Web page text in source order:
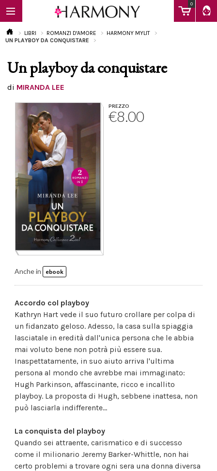
0
EBOOK
Calendario
LIBRI ROMANZI D'AMORE
HARMONY MYLIT
UN PLAYBOY DA CONQUISTARE
Un playboy da conquistare
di MIRANDA LEE
PREZZO
€8.00
Anche in ebook
Accordo col playboy
Kathryn Hart vede il suo futuro crollare per colpa di
un fidanzato geloso. Adesso, la casa sulla spiaggia
lasciatale in eredità dall'unica persona che le abbia
mai voluto bene non potrà più essere sua.
Inaspettatamente, in suo aiuto arriva l'ultima
persona al mondo che avrebbe mai immaginato:
Hugh Parkinson, affascinante, ricco e incallito
playboy. La proposta di Hugh, sebbene inattesa, non
può lasciarla indifferente...
La conquista del playboy
Quando sei attraente, carismatico e di successo
come il milionario Jeremy Barker-Whittle, non hai
certo problemi a trovare ogni sera una donna diversa